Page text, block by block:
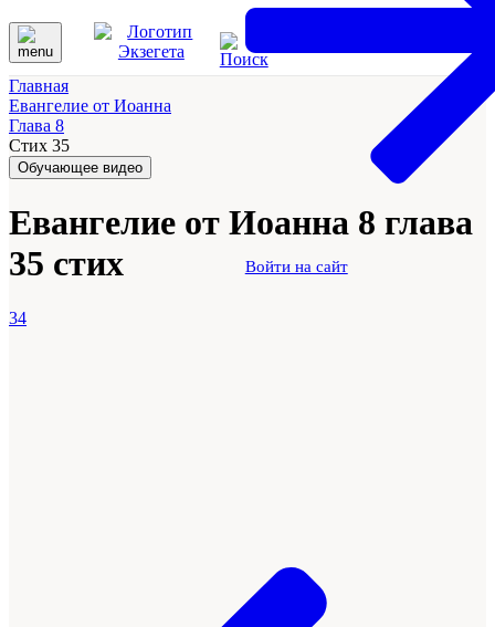
Войти на сайт
Главная
Евангелие от Иоанна
Глава 8
Стих 35
Обучающее видео
Евангелие от Иоанна 8 глава
35 стих
34